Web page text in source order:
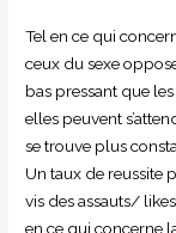
Tel en ce qui
ceux du sexe
bas pressant que
elles peuvent
se trouve plus
Un taux de reussite
vis des assauts/
en ce qui concerne